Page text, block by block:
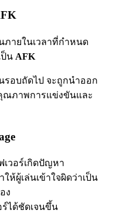
ภายในเวลาที่กำหนด
ป็น AFK
รอบถัดไป จะถูกนำออก
ณภาพการแข่งขันและ
เวอร์เกิดปัญหา
ห้ผู้เล่นเข้าใจผิดว่าเป็น
ง
ร์ได้ชัดเจนขึ้น